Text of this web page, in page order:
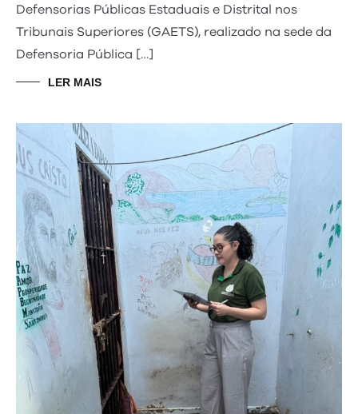
Defensorias Públicas Estaduais e Distrital nos
Tribunais Superiores (GAETS), realizado na sede da
Defensoria Pública […]
LER MAIS